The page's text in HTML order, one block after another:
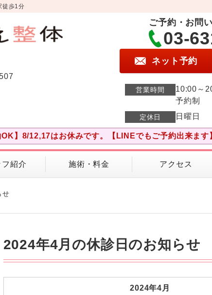
徒歩1分
ご予約・お問
03-
ネット予約
営業時間
10:00～
予約制
定休日 日曜日
OK】8/12,17はお休みです。【LINEでもご予約出来ます
フ紹介 施術・料金 アクセス
せ
2024年4月の休診日のお知らせ
2024年4 月